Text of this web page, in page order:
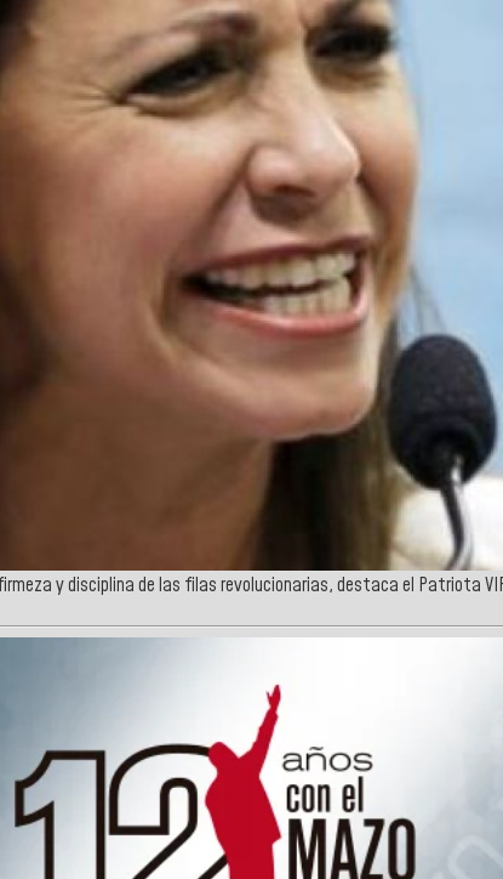
y disciplina de las filas revolucionarias, destaca el Patriota